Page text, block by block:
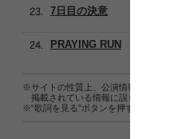
7日目の決意
PRAYING RUN
※サイトの性質上、公演情報および
掲載されている情報に誤りがある
※“歌詞を見る”ボタンを押すと、株